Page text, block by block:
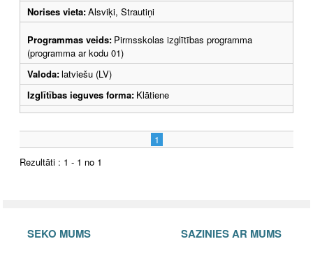
Norises vieta:Alsviķi, Strautiņi
Programmas veids: Pirmsskolas izglītības programma
(programma ar kodu 01)
Valoda:latviešu (LV)
Izglītības ieguves forma: Klātiene
1
Rezultāti : 1 - 1 no 1
SEKO MUMS SAZINIES AR MUMS